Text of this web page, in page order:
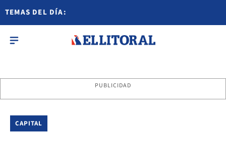
TEMAS DEL DÍA:
PUBLICIDAD
CAPITAL